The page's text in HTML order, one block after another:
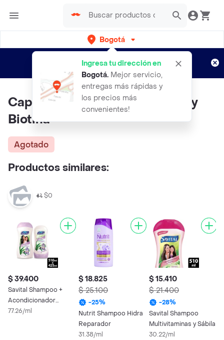
Bogotá
Ingresa tu dirección en
Bogotá. Mejor servicio,
entregas más rápidas y
los precios más
convenientes!
envíos gratis por semanas
Aplican TyC
Capibell Shampoo con Cebolla y
Biotina
Agotado
Productos similares:
$0
$ 39.400
Savital Shampoo +
Acondicionador
Hialurónico y Sábila
77.26/ml
$ 18.825
$ 25.100
-25%
Nutrit Shampoo Hidra
Reparador
31.38/ml
$ 15.410
$ 21.400
-28%
Savital Shampoo
Multivitaminas y Sábila
30.22/ml